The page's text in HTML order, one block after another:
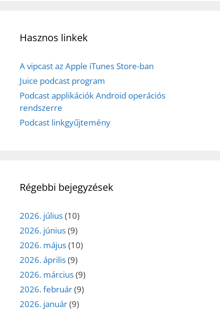
Hasznos linkek
A vipcast az Apple iTunes Store-ban
Juice podcast program
Podcast applikációk Android operációs
rendszerre
Podcast linkgyűjtemény
Régebbi bejegyzések
2026. július(10)
2026. június(9)
2026. május(10)
2026. április(9)
2026. március(9)
2026. február(9)
2026. január(9)